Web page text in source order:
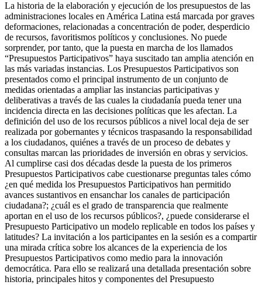
La historia de la elaboración y ejecución de los presupuestos de las
administraciones locales en América Latina está marcada por graves
deformaciones, relacionadas a concentración de poder, desperdicio
de recursos, favoritismos políticos y conclusiones. No puede
sorprender, por tanto, que la puesta en marcha de los llamados
“Presupuestos Participativos” haya suscitado tan amplia atención en
las más variadas instancias. Los Presupuestos Participativos son
presentados como el principal instrumento de un conjunto de
medidas orientadas a ampliar las instancias participativas y
deliberativas a través de las cuales la ciudadanía pueda tener una
incidencia directa en las decisiones políticas que les afectan. La
definición del uso de los recursos públicos a nivel local deja de ser
realizada por gobernantes y técnicos traspasando la responsabilidad
a los ciudadanos, quiénes a través de un proceso de debates y
consultas marcan las prioridades de inversión en obras y servicios.
Al cumplirse casi dos décadas desde la puesta de los primeros
Presupuestos Participativos cabe cuestionarse preguntas tales cómo
¿en qué medida los Presupuestos Participativos han permitido
avances sustantivos en ensanchar los canales de participación
ciudadana?; ¿cuál es el grado de transparencia que realmente
aportan en el uso de los recursos públicos?, ¿puede considerarse el
Presupuesto Participativo un modelo replicable en todos los países y
latitudes? La invitación a los participantes en la sesión es a compartir
una mirada crítica sobre los alcances de la experiencia de los
Presupuestos Participativos como medio para la innovación
democrática. Para ello se realizará una detallada presentación sobre
historia, principales hitos y componentes del Presupuesto